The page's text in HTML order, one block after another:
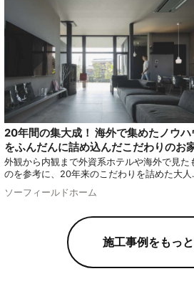
20年間の集大成！ 海外で集めたノウハ
をふんだんに詰め込んだこだわりのお
外観から内観まで外資系ホテルや海外で見た
のを参考に、20年来のこだわりを詰めた大人
ソーフィールドホーム
施工事例をもっ